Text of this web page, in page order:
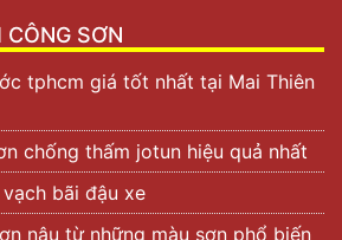
SƠN
tphcm giá tốt nhất tại Mai Thiên
chống thấm jotun hiệu quả nhất
bãi đậu xe
nâu từ những màu sơn phổ biến